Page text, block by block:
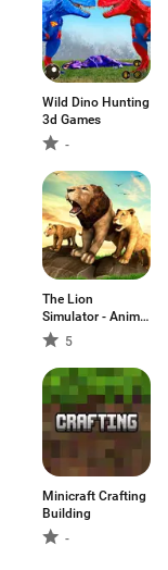
Wild Dino Hunting
3d Games
-
The Lion
Simulator - Animal
Family Simulator
Game
5
Minicraft Crafting
Building
-